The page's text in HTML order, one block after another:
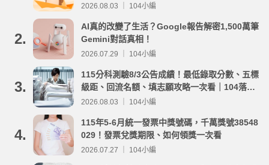
2026.08.03 ｜ 104小編
2.
AI真的改變了生活？Google報告解密1,500萬筆
Gemini對話真相！
2026.07.29 ｜ 104小編
3.
115分科測驗8/3公告成績！最低錄取分數、五標
級距、回流名額、填志願攻略一次看｜104落點
分析
2026.08.03 ｜ 104小編
4.
115年5-6月統一發票中獎號碼，千萬獎號38548
029！發票兌獎期限、如何領獎一次看
2026.07.27 ｜ 104小編